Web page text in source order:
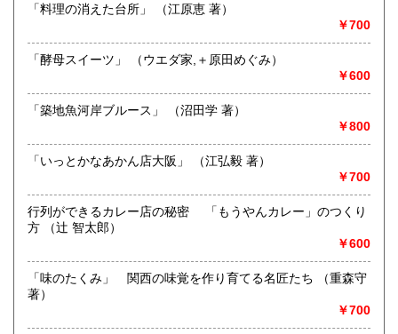
東西歴史書や東洋医学、映画演劇演芸関連書籍歓迎いたしま
す。 「東洋文庫」「平凡社ライブラリー」「講談社学術・
川弘文館」「青木書店」「汲古書院」「勉誠出版」など歴史
民俗仏教関連書籍のご処分の節は、ぜひ小店へご相談下さ
い。また、「落語、漫才などの大衆芸能」 「柴田書店」
「シェフシリーズ」など料理専門書 「絵本・児童書」など
も取扱っております。
取り扱い分野
-
国史 東洋史 西洋史 宗教 思想 哲学 言語学 民俗
学 文芸 美術工芸建築 芸能 東洋医学 自然科学
「料理の消えた台所」 （江原恵 著）
￥700
「酵母スイーツ」 （ウエダ家,＋原田めぐみ）
￥600
「築地魚河岸ブルース」 （沼田学 著）
￥800
「いっとかなあかん店大阪」 （江弘毅 著）
￥700
行列ができるカレー店の秘密 「もうやんカレー」のつくり
方 （辻 智太郎）
￥600
「味のたくみ」 関西の味覚を作り育てる名匠たち （重森守
著）
￥700